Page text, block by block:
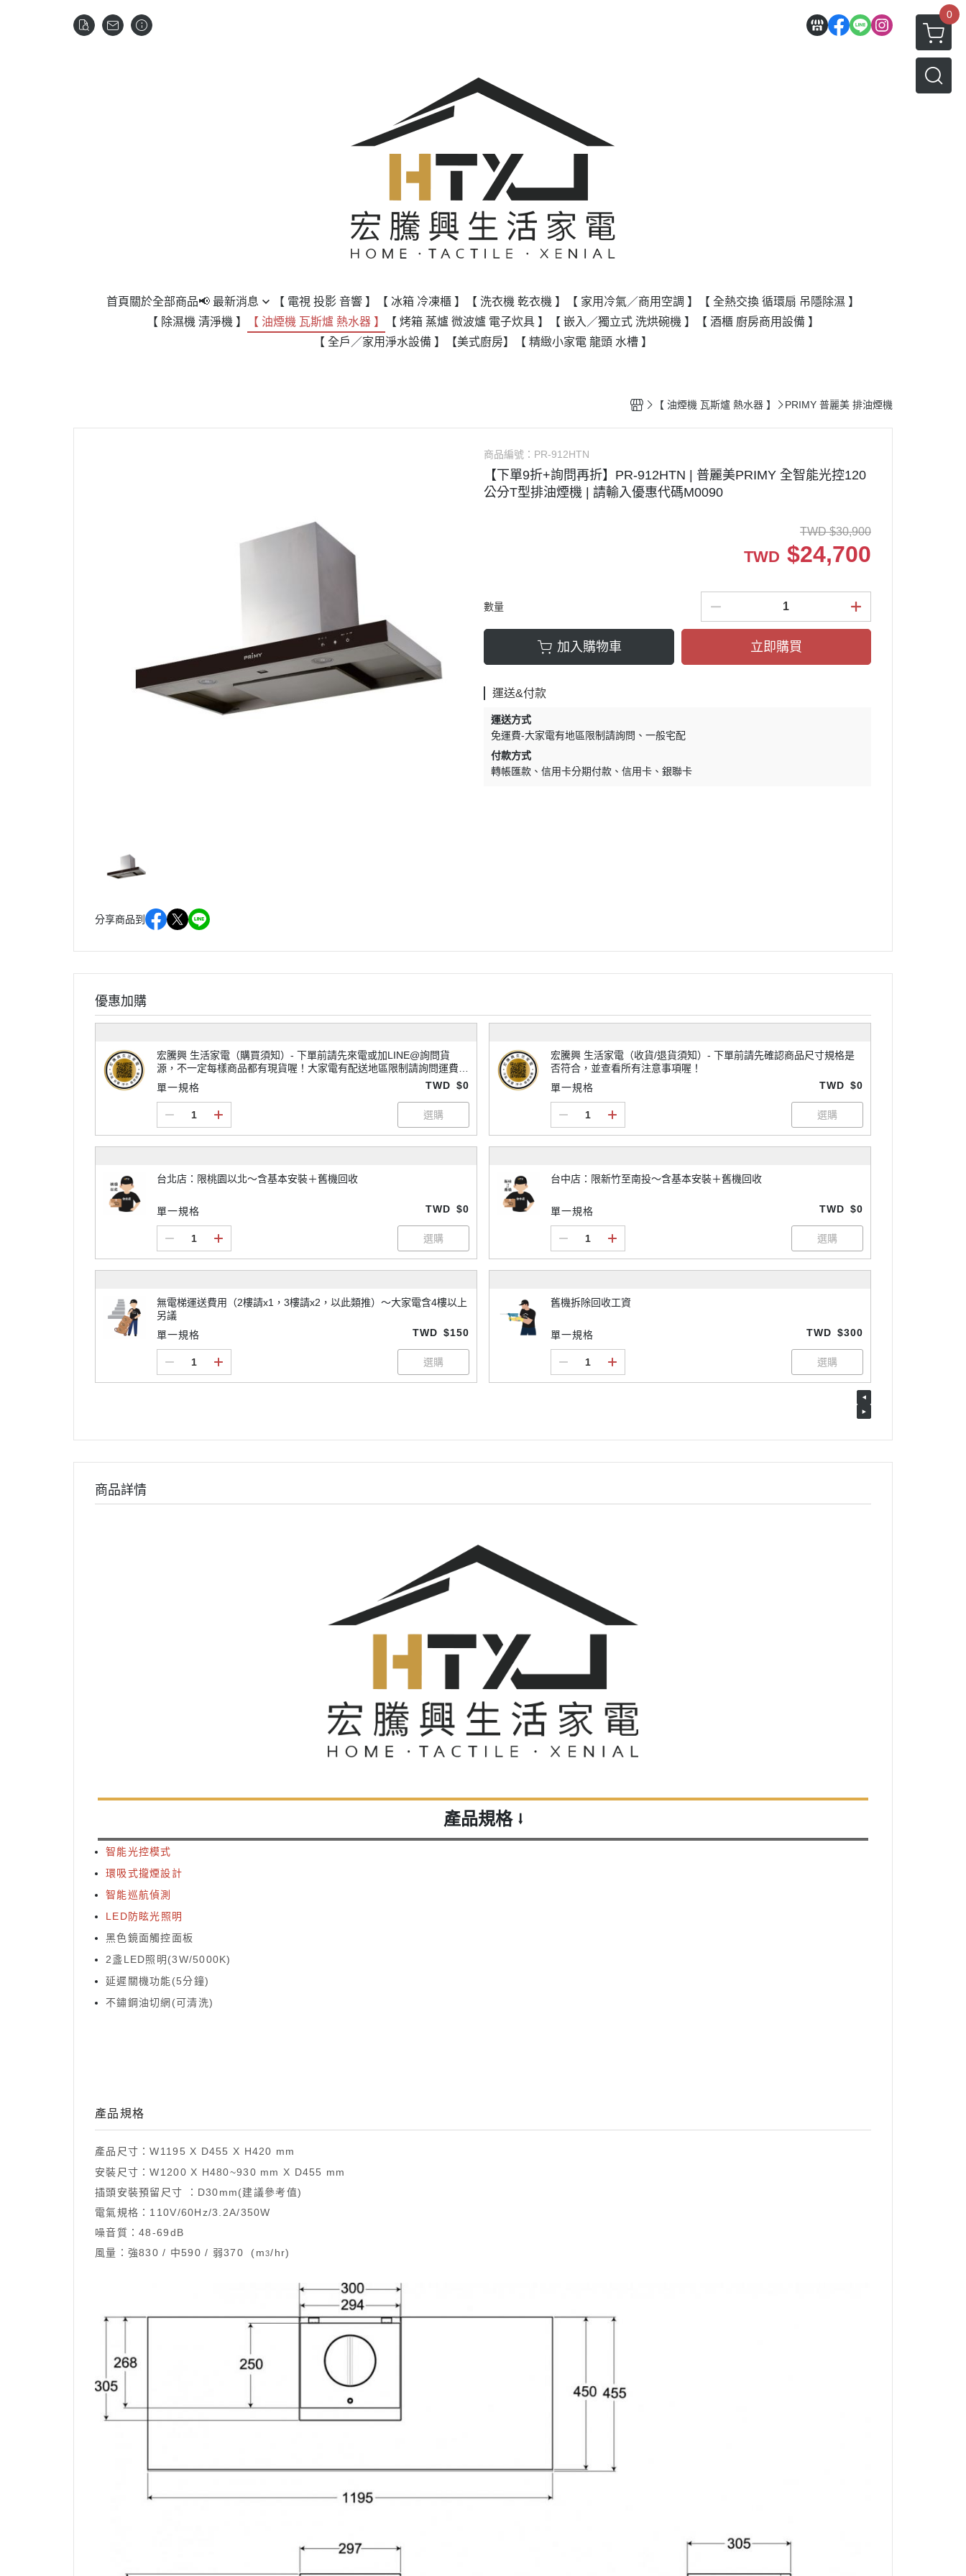
0
首頁 關於全部商品📢 最新消息 【 電視 投影 音響 】 【 冰箱 冷凍櫃 】 【 洗衣機 乾衣機 】 【 家用冷氣／商用空調 】
【 全熱交換 循環扇 吊隱除濕 】
【 除濕機 清淨機 】
【 油煙機 瓦斯爐 熱水器 】 【 烤箱 蒸爐 微波爐 電子炊具 】 【 嵌入／獨立式 洗烘碗機 】
【 酒櫃 廚房商用設備 】
【 全戶／家用淨水設備 】
【美式廚房】 【 精緻小家電 龍頭 水槽 】
【 油煙機 瓦斯爐 熱水器 】 PRIMY 普麗美 排油煙機
分享商品到
商品編號： PR-912HTN
【下單9折+詢問再折】PR-912HTN | 普麗美PRIMY 全智能光控120
公分T型排油煙機 | 請輸入優惠代碼M0090
TWD $30,900
TWD $24,700
數量
加入購物車 立即購買
運送&付款
運送方式
免運費-大家電有地區限制請詢問
一般宅配
付款方式
轉帳匯款
信用卡分期付款 信用卡 銀聯卡
優惠加購
宏騰興 生活家電（購買須知）- 下單前請先來電或加LINE@詢問貨
源，不一定每樣商品都有現貨喔！大家電有配送地區限制請詢問運費，
不一定每個商品都免運唷~
單一規格 TWD $0
宏騰興 生活家電（收貨/退貨須知）- 下單前請先確認商品尺寸規格是
否符合，並查看所有注意事項喔！
單一規格
TWD $0
台北店：限桃園以北～含基本安裝＋舊機回收
單一規格 TWD $0
台中店：限新竹至南投～含基本安裝＋舊機回收
單一規格 TWD $0
無電梯運送費用（2樓請x1，3樓請x2，以此類推）～大家電含4樓以上
另議
單一規格
TWD $150
舊機拆除回收工資
單一規格 TWD $300
商品詳情
產品規格 ⭣
智能光控模式
環吸式攏煙設計
智能巡航偵測
LED防眩光照明
黑色鏡面觸控面板
2盞LED照明(3W/5000K)
延遲關機功能(5分鐘)
不鏽鋼油切網(可清洗)
產品規格
產品尺寸：W1195 X D455 X H420 mm
安裝尺寸：W1200 X H480~930 mm X D455 mm
插頭安裝預留尺寸 ：D30mm(建議參考值)
電氣規格：110V/60Hz/3.2A/350W
噪音質：48-69dB
風量：強830 / 中590 / 弱370 (m3/hr)